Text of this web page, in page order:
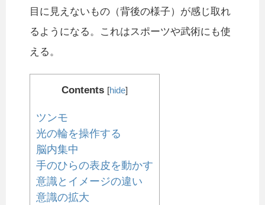
目に見えないもの（背後の様子）が感じ取れ
るようになる。これはスポーツや武術にも使
える。
Contents [hide]
ツンモ
光の輪を操作する
脳内集中
手のひらの表皮を動かす
意識とイメージの違い
意識の拡大